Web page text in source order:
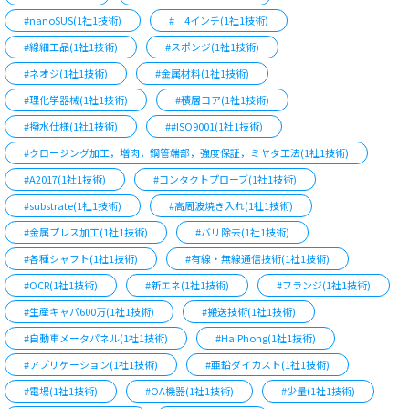
#nanoSUS(1社1技術)
# 4インチ(1社1技術)
#線細工品(1社1技術)
#スポンジ(1社1技術)
#ネオジ(1社1技術)
#金属材料(1社1技術)
#理化学器械(1社1技術)
#積層コア(1社1技術)
#撥水仕様(1社1技術)
##ISO9001(1社1技術)
#クロージング加工，増肉，鋼管端部，強度保証，ミヤタ工法(1社1技術)
#A2017(1社1技術)
#コンタクトプローブ(1社1技術)
#substrate(1社1技術)
#高周波焼き入れ(1社1技術)
#金属プレス加工(1社1技術)
#バリ除去(1社1技術)
#各種シャフト(1社1技術)
#有線・無線通信技術(1社1技術)
#OCR(1社1技術)
#新エネ(1社1技術)
#フランジ(1社1技術)
#生産キャパ600万(1社1技術)
#搬送技術(1社1技術)
#自動車メータパネル(1社1技術)
#HaiPhong(1社1技術)
#アプリケーション(1社1技術)
#亜鉛ダイカスト(1社1技術)
#電場(1社1技術)
#OA機器(1社1技術)
#少量(1社1技術)